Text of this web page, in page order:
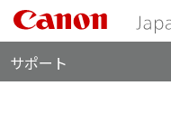
サポート